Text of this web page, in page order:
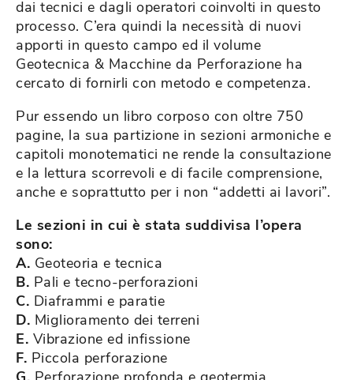
dai tecnici e dagli operatori coinvolti in questo
processo. C’era quindi la necessità di nuovi
apporti in questo campo ed il volume
Geotecnica & Macchine da Perforazione ha
cercato di fornirli con metodo e competenza.
Pur essendo un libro corposo con oltre 750
pagine, la sua partizione in sezioni armoniche e
capitoli monotematici ne rende la consultazione
e la lettura scorrevoli e di facile comprensione,
anche e soprattutto per i non “addetti ai lavori”.
Le sezioni in cui è stata suddivisa l’opera
sono:
A. Geoteoria e tecnica
B. Pali e tecno-perforazioni
C. Diaframmi e paratie
D. Miglioramento dei terreni
E. Vibrazione ed infissione
F. Piccola perforazione
G. Perforazione profonda e geotermia